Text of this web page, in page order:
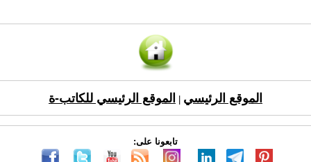
الموقع الرئيسي الموقع الرئيسي للكاتب-ة
تابعونا على: